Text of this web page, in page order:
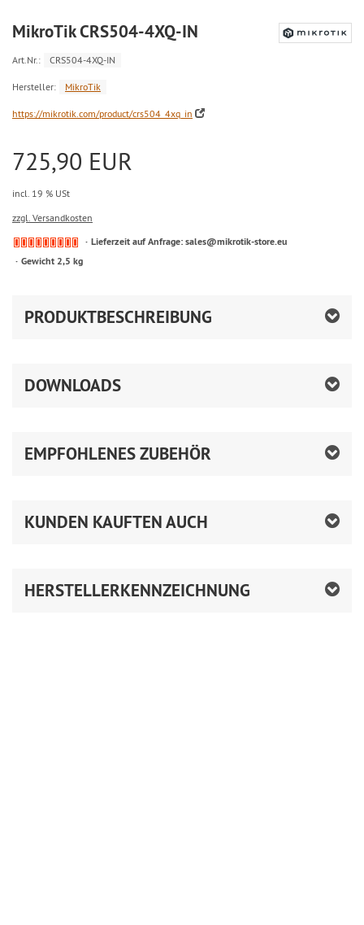
MikroTik CRS504-4XQ-IN
Art.Nr.: CRS504-4XQ-IN
Hersteller: MikroTik
https://mikrotik.com/product/crs504_4xq_in
725,90 EUR
incl. 19 % USt
zzgl. Versandkosten
Lieferzeit auf Anfrage: sales@mikrotik-store.eu
Gewicht 2,5 kg
PRODUKTBESCHREIBUNG
DOWNLOADS
EMPFOHLENES ZUBEHÖR
KUNDEN KAUFTEN AUCH
HERSTELLERKENNZEICHNUNG